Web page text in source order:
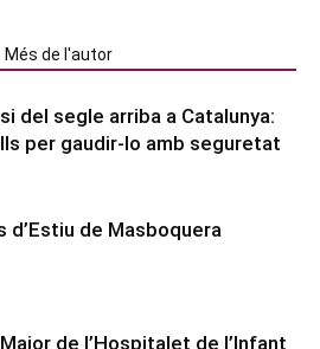
Més de l'autor
del segle arriba a Catalunya:
per gaudir-lo amb seguretat
d’Estiu de Masboquera
de l’Hospitalet de l’Infant